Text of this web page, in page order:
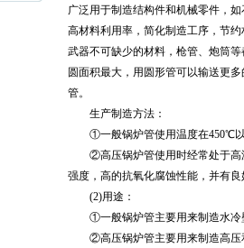
广泛用于制造结构件和机械零件，
高材料利用率，简化制造工序，节
武器不可缺少的材料，枪管、炮筒
圆面积最大，用圆形管可以输送更
管。
生产制造方法：
①一般锅炉管使用温度在450℃以
②高压锅炉管使用时经常处于高温
强度，高的抗氧化腐蚀性能，并有
(2)用途：
①一般锅炉管主要用来制造水冷壁
②高压锅炉管主要用来制造高压